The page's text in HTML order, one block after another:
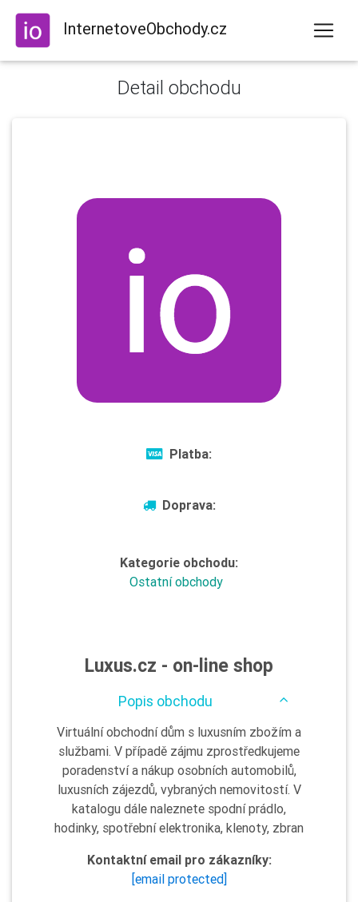
InternetoveObchody.cz
Detail obchodu
Platba:
Doprava:
Kategorie obchodu:
Ostatní obchody
Luxus.cz - on-line shop
Popis obchodu
Virtuální obchodní dům s luxusním zbožím a
službami. V případě zájmu zprostředkujeme
poradenství a nákup osobních automobilů,
luxusních zájezdů, vybraných nemovitostí. V
katalogu dále naleznete spodní prádlo,
hodinky, spotřební elektronika, klenoty, zbran
Kontaktní email pro zákazníky:
[email protected]